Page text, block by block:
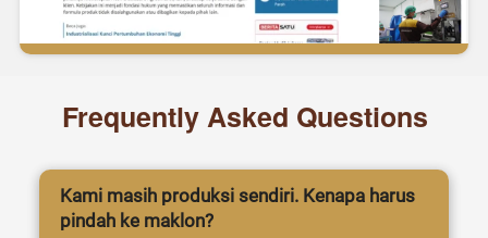
Frequently Asked Questions
Kami masih produksi sendiri. Kenapa harus
pindah ke maklon?